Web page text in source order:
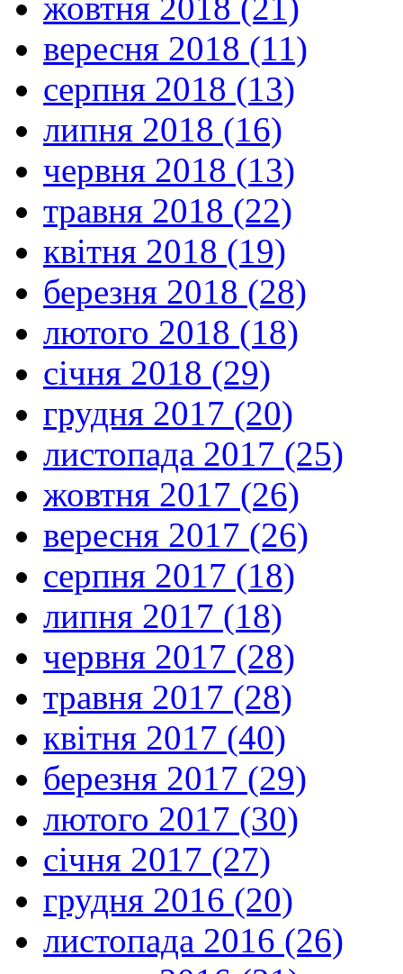
вересня 2018 (11)
серпня 2018 (13)
липня 2018 (16)
червня 2018 (13)
травня 2018 (22)
квітня 2018 (19)
березня 2018 (28)
лютого 2018 (18)
січня 2018 (29)
грудня 2017 (20)
листопада 2017 (25)
жовтня 2017 (26)
вересня 2017 (26)
серпня 2017 (18)
липня 2017 (18)
червня 2017 (28)
травня 2017 (28)
квітня 2017 (40)
березня 2017 (29)
лютого 2017 (30)
січня 2017 (27)
грудня 2016 (20)
листопада 2016 (26)